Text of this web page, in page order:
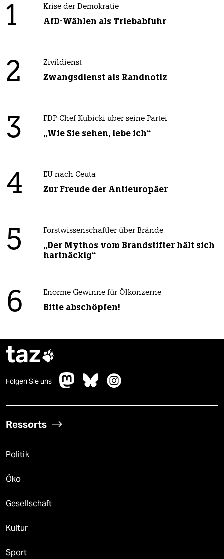
1 Krise der Demokratie
AfD-Wählen als Triebabfuhr
2 Zivildienst
Zwangsdienst als Randnotiz
3 FDP-Chef Kubicki über seine Partei
„Wie Sie sehen, lebe ich“
4 EU nach Ceuta
Zur Freude der Antieuropäer
5 Forstwissenschaftler über Brände
„Der Mythos vom Brandstifter hält sich
hartnäckig“
6 Enorme Gewinne für Ölkonzerne
Bitte abschöpfen!
taz
Folgen Sie uns
Ressorts
Politik
Öko
Gesellschaft
Kultur
Sport